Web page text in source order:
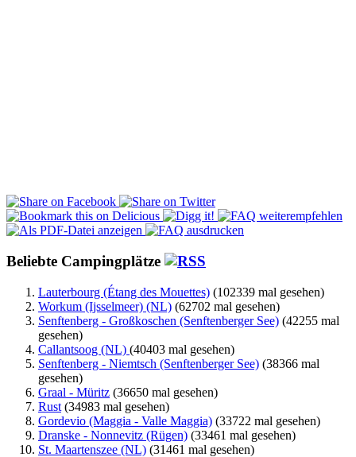
Beliebte Campingplätze
Lauterbourg (Étang des Mouettes) (102339 mal gesehen)
Workum (Ijsselmeer) (NL) (62702 mal gesehen)
Senftenberg - Großkoschen (Senftenberger See) (42255 mal
gesehen)
Callantsoog (NL) (40403 mal gesehen)
Senftenberg - Niemtsch (Senftenberger See) (38366 mal
gesehen)
Graal - Müritz (36650 mal gesehen)
Rust (34983 mal gesehen)
Gordevio (Maggia - Valle Maggia) (33722 mal gesehen)
Dranske - Nonnevitz (Rügen) (33461 mal gesehen)
St. Maartenszee (NL) (31461 mal gesehen)